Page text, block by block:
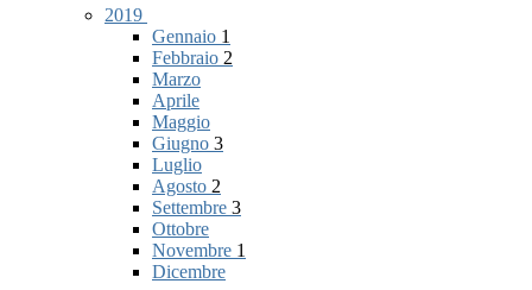
2019
Gennaio 1
Febbraio 2
Marzo
Aprile
Maggio
Giugno 3
Luglio
Agosto 2
Settembre 3
Ottobre
Novembre 1
Dicembre